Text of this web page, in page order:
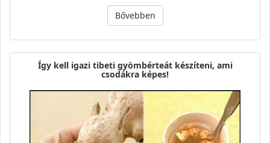
Bővebben
Így kell igazi tibeti gyömbérteát készíteni, ami
csodákra képes!